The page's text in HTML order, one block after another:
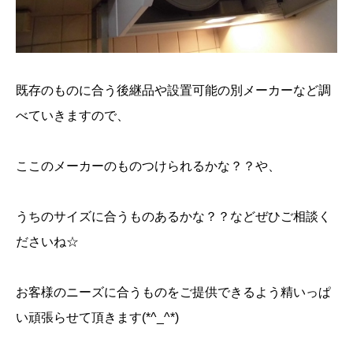
既存のものに合う後継品や設置可能の別メーカーなど調
べていきますので、
ここのメーカーのものつけられるかな？？や、
うちのサイズに合うものあるかな？？などぜひご相談く
ださいね☆
お客様のニーズに合うものをご提供できるよう精いっぱ
い頑張らせて頂きます(*^_^*)